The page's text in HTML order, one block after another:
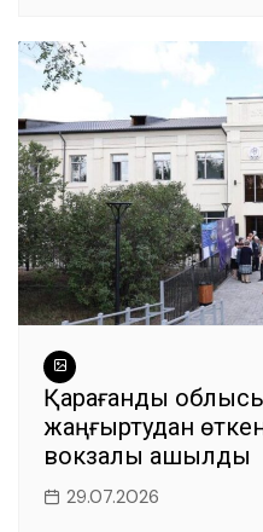
Қарағанды
жаңғыртудан
вокзалы ашылды
29.07.2026